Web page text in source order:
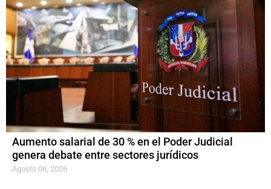
Aumento salarial de 30 % en el Poder Judicial
genera debate entre sectores jurídicos
Agosto 06, 2026